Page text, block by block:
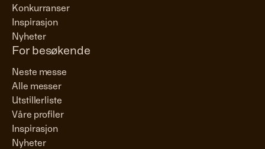
Konkurranser
Inspirasjon
Nyheter
For besøkende
Neste messe
Alle messer
Utstillerliste
Våre profiler
Inspirasjon
Nyheter